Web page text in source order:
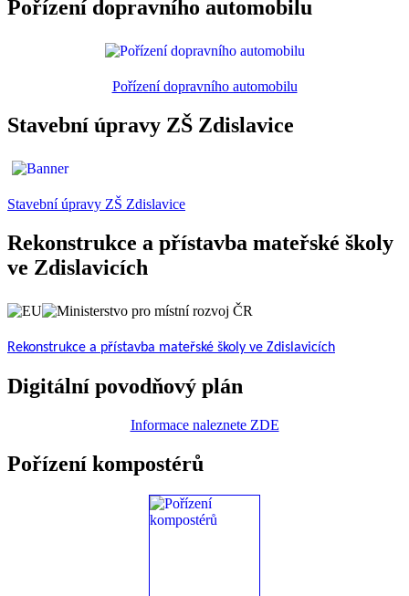
Pořízení dopravního automobilu
Pořízení dopravního automobilu
Stavební úpravy ZŠ Zdislavice
Stavební úpravy ZŠ Zdislavice
Rekonstrukce a přístavba mateřské školy
ve Zdislavicích
Rekonstrukce a přístavba mateřské školy ve Zdislavicích
Digitální povodňový plán
Informace naleznete ZDE
Pořízení kompostérů